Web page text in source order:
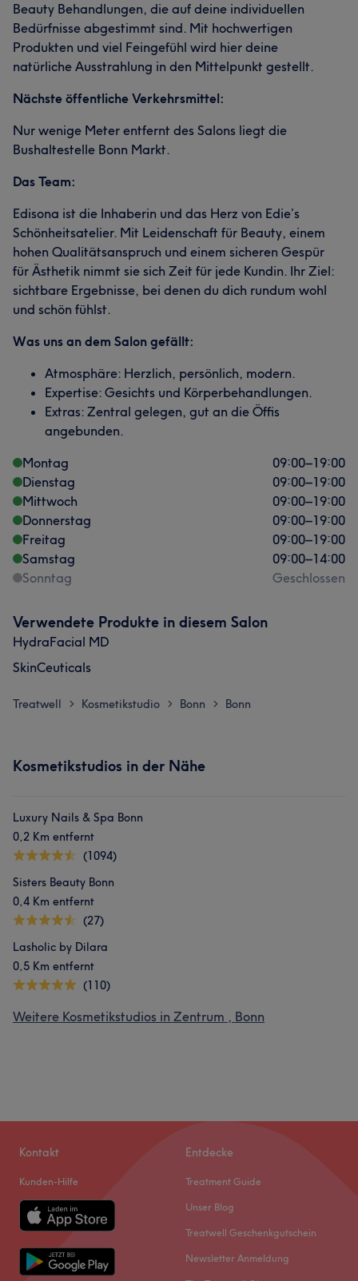
Beauty Behandlungen, die auf deine individuellen
Bedürfnisse abgestimmt sind. Mit hochwertigen
Produkten und viel Feingefühl wird hier deine
natürliche Ausstrahlung in den Mittelpunkt gestellt.
Nächste öffentliche Verkehrsmittel:
Nur wenige Meter entfernt des Salons liegt die
Bushaltestelle Bonn Markt.
Das Team:
Edisona ist die Inhaberin und das Herz von Edie’s
Schönheitsatelier. Mit Leidenschaft für Beauty, einem
hohen Qualitätsanspruch und einem sicheren Gespür
für Ästhetik nimmt sie sich Zeit für jede Kundin. Ihr Ziel:
sichtbare Ergebnisse, bei denen du dich rundum wohl
und schön fühlst.
Was uns an dem Salon gefällt:
Atmosphäre: Herzlich, persönlich, modern.
Expertise: Gesichts und Körperbehandlungen.
Extras: Zentral gelegen, gut an die Öffis
angebunden.
Montag
09:00–19:00
Dienstag
09:00–19:00
Mittwoch
09:00–19:00
Donnerstag
09:00–19:00
Freitag
09:00–19:00
Samstag
09:00–14:00
Sonntag
Geschlossen
Verwendete Produkte in diesem Salon
HydraFacial MD
SkinCeuticals
Treatwell > Kosmetikstudio > Bonn > Bonn
Kosmetikstudios in der Nähe
Luxury Nails & Spa Bonn
0,2 Km entfernt
(1094)
Sisters Beauty Bonn
0,4 Km entfernt
(27)
Lasholic by Dilara
0,5 Km entfernt
(110)
Weitere Kosmetikstudios in Zentrum , Bonn
Kontakt
Kunden-Hilfe
Entdecke
Treatment Guide
Unser Blog
Treatwell Geschenkgutschein
Newsletter Anmeldung